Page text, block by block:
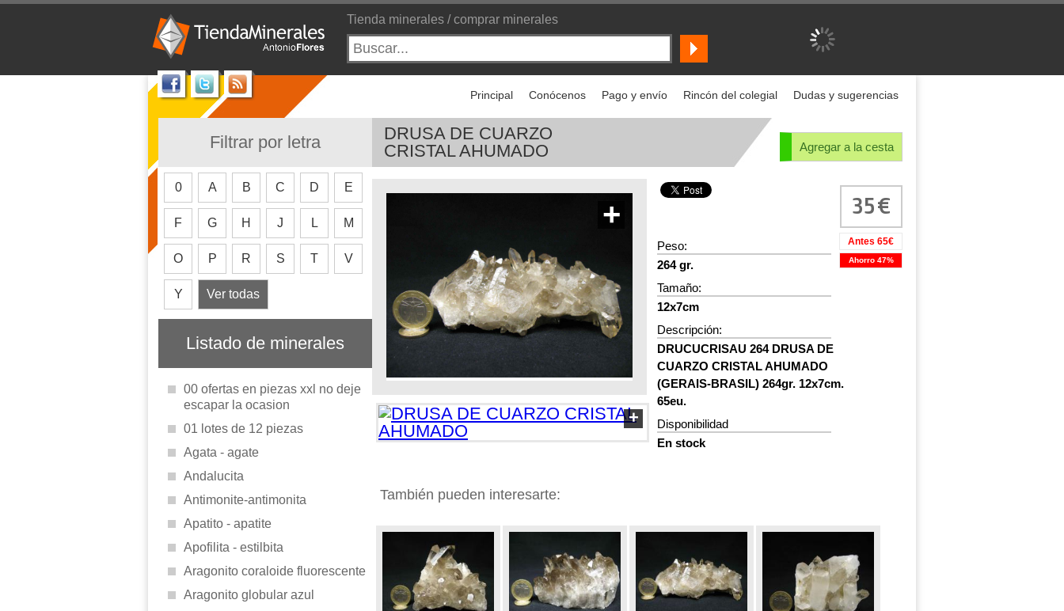
Tienda minerales / comprar minerales
Principal Conócenos Pago y envío Rincón del colegial Dudas y sugerencias
DRUSA DE CUARZO
CRISTAL AHUMADO
Agregar a la cesta
+
+
35
Antes 65€
Ahorro 47%
Peso:
264 gr.
Tamaño:
12x7cm
Descripción:
DRUCUCRISAU 264 DRUSA DE
CUARZO CRISTAL AHUMADO
(GERAIS-BRASIL) 264gr. 12x7cm.
65eu.
Disponibilidad
En stock
También pueden interesarte:
DRUSA DE
CUARZO CRISTAL
AHUMADO
CUARZO CRISTAL
AHUMADO
AHUMADO
CUARZO CRISTAL
AHUMADO
Filtrar por letra
0 A B C D E
F G H J L M
O P R S T V
Y Ver todas
Listado de minerales
00 ofertas en piezas xxl no deje
escapar la ocasion
01 lotes de 12 piezas
Agata - agate
Andalucita
Antimonite-antimonita
Apatito - apatite
Apofilita - estilbita
Aragonito coraloide fluorescente
Aragonito globular azul